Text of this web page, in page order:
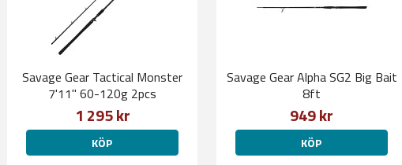
Savage Gear Tactical Monster
7'11'' 60-120g 2pcs
1 295 kr
KÖP
Savage Gear Alpha SG2 Big Bait
8ft
949 kr
KÖP